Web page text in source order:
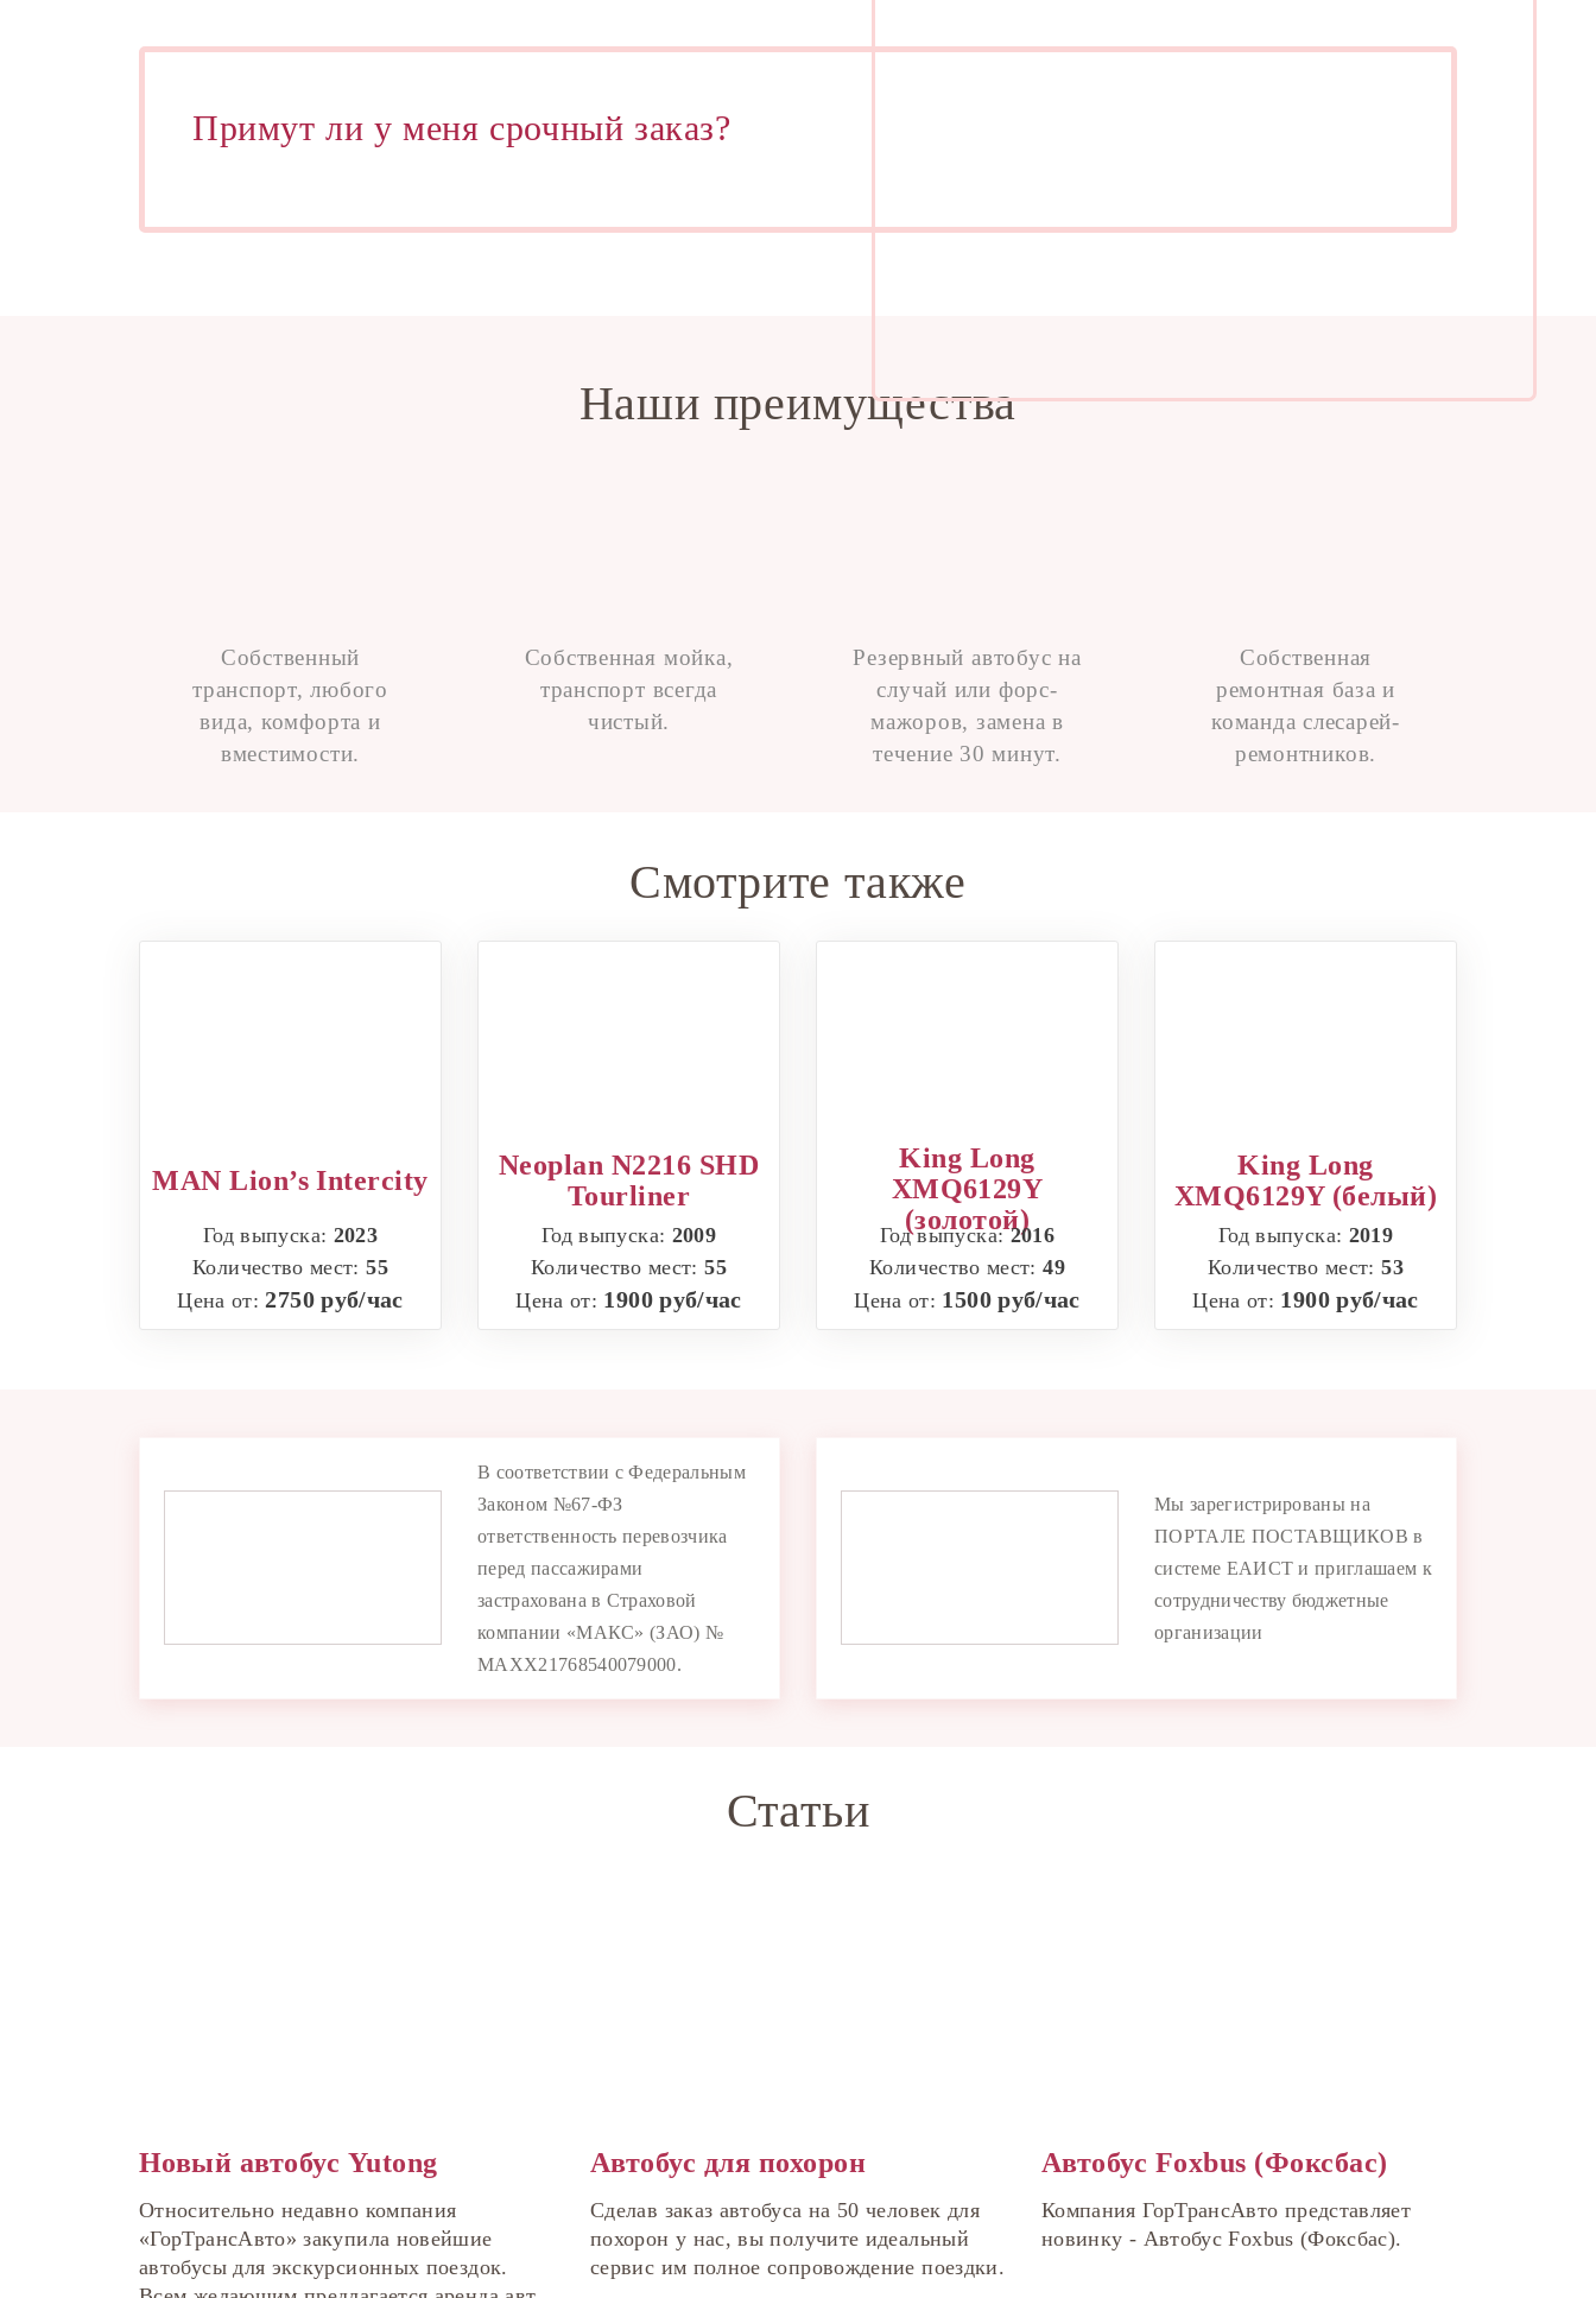
Примут ли у меня срочный заказ?
Наши преимущества
Собственный
транспорт, любого
вида, комфорта и
вместимости.
Собственная мойка,
транспорт всегда
чистый.
Резервный автобус на
случай или форс-
мажоров, замена в
течение 30 минут.
Собственная
ремонтная база и
команда слесарей-
ремонтников.
Смотрите также
MAN Lion’s Intercity
Год выпуска: 2023
Количество мест:55
Цена от:2750 руб/час
Neoplan N2216 SHD
Tourliner
Год выпуска: 2009
Количество мест:55
Цена от: 1900 руб/час
King Long
XMQ6129Y
(золотой)
Год выпуска:2016
Количество мест:49
Цена от: 1500 руб/час
King Long
XMQ6129Y (белый)
Год выпуска: 2019
Количество мест:53
Цена от: 1900 руб/час
В соответствии с Федеральным
Законом №67-ФЗ
ответственность перевозчика
перед пассажирами
застрахована в Страховой
компании «МАКС» (ЗАО) №
MAXX21768540079000.
Мы зарегистрированы на
ПОРТАЛЕ ПОСТАВЩИКОВ в
системе ЕАИСТ и приглашаем к
сотрудничеству бюджетные
организации
Статьи
Новый автобус Yutong
Относительно недавно компания
«ГорТрансАвто» закупила новейшие
автобусы для экскурсионных поездок.
Автобус для похорон
Сделав заказ автобуса на 50 человек для
похорон у нас, вы получите идеальный
сервис им полное сопровождение поездки.
Автобус Foxbus (Фоксбас)
Компания ГорТрансАвто представляет
новинку - Автобус Foxbus (Фоксбас).